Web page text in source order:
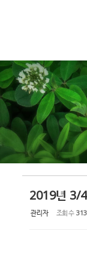
2019년 3/
관리자 조회 수 313